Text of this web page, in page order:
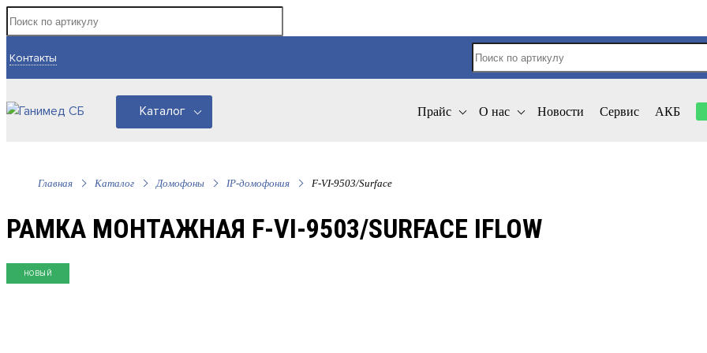
Контакты
Прайс О нас Новости Сервис АКБ
Каталог
Главная Каталог Домофоны IP-домофония F-VI-9503/Surface
РАМКА МОНТАЖНАЯ F-VI-9503/SURFACE IFLOW
НОВЫЙ